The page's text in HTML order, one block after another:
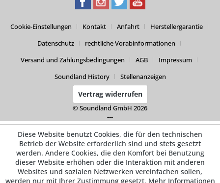
Cookie-Einstellungen Kontakt Anfahrt
Herstellergarantie
Datenschutz
rechtliche Vorabinformationen
Versand und Zahlungsbedingungen
AGB
Impressum
Soundland History
Stellenanzeigen
Vertrag widerrufen
© Soundland GmbH 2026
---
Diese Website benutzt Cookies, die für den technischen
Betrieb der Website erforderlich sind und stets gesetzt
werden. Andere Cookies, die den Komfort bei Benutzung
dieser Website erhöhen oder die Interaktion mit anderen
Websites und sozialen Netzwerken vereinfachen sollen,
werden nur mit Ihrer Zustimmung gesetzt. Mehr Informationen